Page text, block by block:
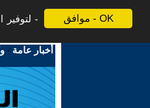
موافق - OK
أخبار عامة -